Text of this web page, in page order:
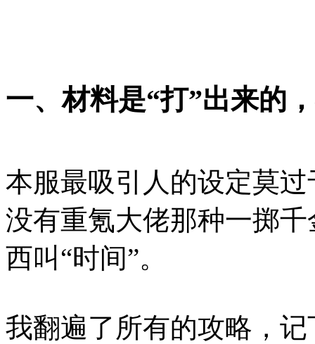
一、材料是“打”出来的
本服最吸引人的设定莫过
没有重氪大佬那种一掷
西叫“时间”。
我翻遍了所有的攻略，